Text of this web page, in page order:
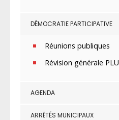
DÉMOCRATIE PARTICIPATIVE
Réunions publiques
Révision générale PLU
AGENDA
ARRÊTÉS MUNICIPAUX